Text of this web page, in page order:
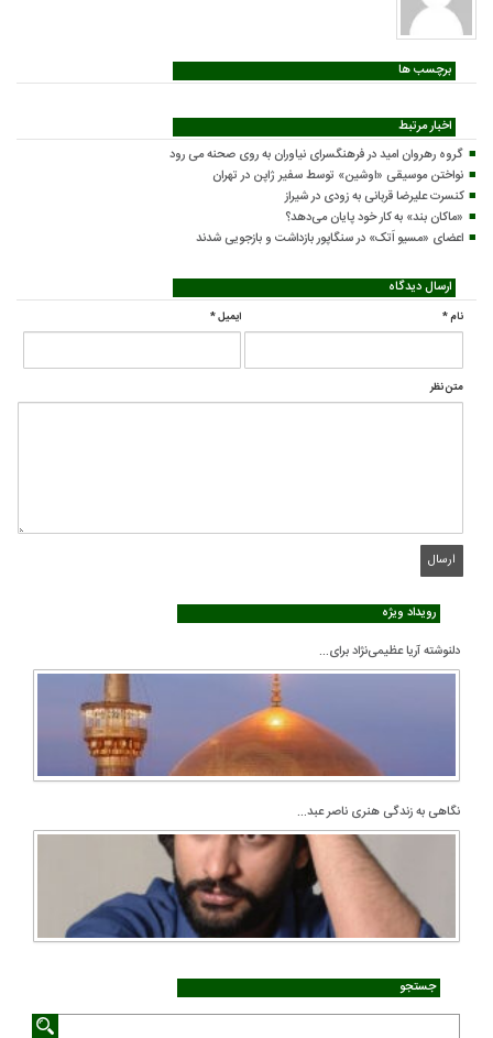
برچسب ها
اخبار مرتبط
گروه رهروان امید در فرهنگسرای نیاوران به روی صحنه می رود
نواختن موسیقی «اوشین» توسط سفیر ژاپن در تهران
کنسرت علیرضا قربانی به زودی در شیراز
«ماکان بند» به کار خود پایان می‌دهد؟
اعضای «مسیو اَتک» در سنگاپور بازداشت و بازجویی شدند
ارسال دیدگاه
نام* ایمیل*
متن نظر
رویداد ویژه
دلنوشته آریا عظیمی‌نژاد برای...
نگاهی به زندگی هنری ناصر عبد...
جستجو